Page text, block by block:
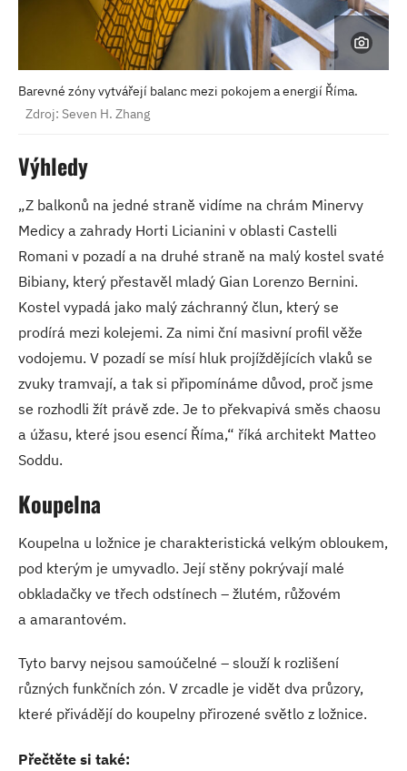
Barevné zóny vytvářejí balanc mezi pokojem a energií Říma.
Zdroj: Seven H. Zhang
Výhledy
„Z balkonů na jedné straně vidíme na chrám Minervy
Medicy a zahrady Horti Licianini v oblasti Castelli
Romani v pozadí a na druhé straně na malý kostel svaté
Bibiany, který přestavěl mladý Gian Lorenzo Bernini.
Kostel vypadá jako malý záchranný člun, který se
prodírá mezi kolejemi. Za nimi ční masivní profil věže
vodojemu. V pozadí se mísí hluk projíždějících vlaků se
zvuky tramvají, a tak si připomínáme důvod, proč jsme
se rozhodli žít právě zde. Je to překvapivá směs chaosu
a úžasu, které jsou esencí Říma,“ říká architekt Matteo
Soddu.
Koupelna
Koupelna u ložnice je charakteristická velkým obloukem,
pod kterým je umyvadlo. Její stěny pokrývají malé
obkladačky ve třech odstínech – žlutém, růžovém
a amarantovém.
Tyto barvy nejsou samoúčelné – slouží k rozlišení
různých funkčních zón. V zrcadle je vidět dva průzory,
které přivádějí do koupelny přirozené světlo z ložnice.
Přečtěte si také: